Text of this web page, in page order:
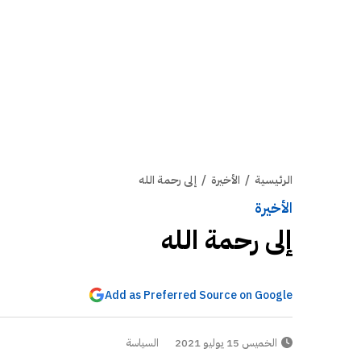
الرئيسية / الأخيرة / إلى رحمة الله
الأخيرة
إلى رحمة الله
Add as Preferred Source on Google
الخميس 15 يوليو 2021 السياسة